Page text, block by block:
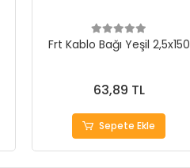
Frt Kablo Bağı Yeşil 2,5x150
63,89 TL
Sepete Ekle